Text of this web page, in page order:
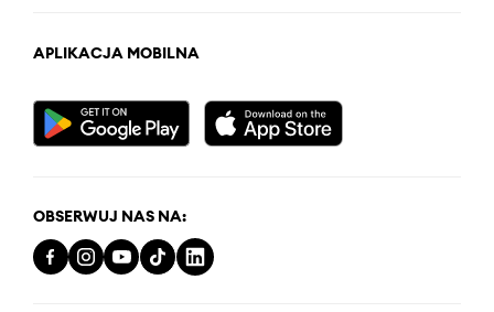
APLIKACJA MOBILNA
OBSERWUJ NAS NA: